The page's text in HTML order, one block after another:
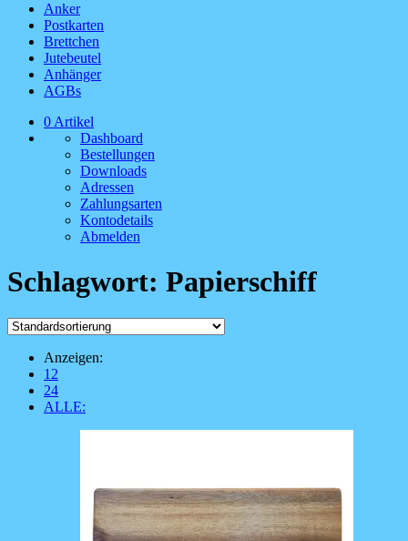
Anker
Postkarten
Brettchen
Jutebeutel
Anhänger
AGBs
0 Artikel
Dashboard
Bestellungen
Downloads
Adressen
Zahlungsarten
Kontodetails
Abmelden
Schlagwort: Papierschiff
Anzeigen:
12
24
ALLE: